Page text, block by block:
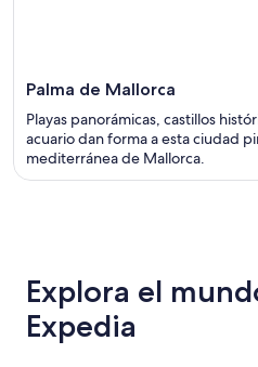
Palma de Mallorca
Playas panorámicas, castillos
acuario dan forma a esta ciudad
mediterránea de Mallorca.
Explora el
Expedia